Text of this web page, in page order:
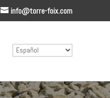
info@torre-foix.com